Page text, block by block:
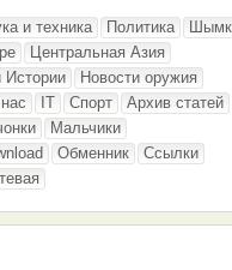
и техника Политика
Центральная Азия
Новости оружия
IT Спорт
Архив статей
Мальчики
Обменник
Ссылки